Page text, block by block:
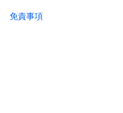
免責事項